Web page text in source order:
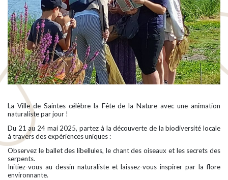
La Ville de Saintes célèbre la Fête de la Nature avec une animation
naturaliste par jour !
Du 21 au 24 mai 2025, partez à la découverte de la biodiversité locale
à travers des expériences uniques :
Observez le ballet des libellules, le chant des oiseaux et les secrets des
serpents.
Initiez-vous au dessin naturaliste et laissez-vous inspirer par la flore
environnante.